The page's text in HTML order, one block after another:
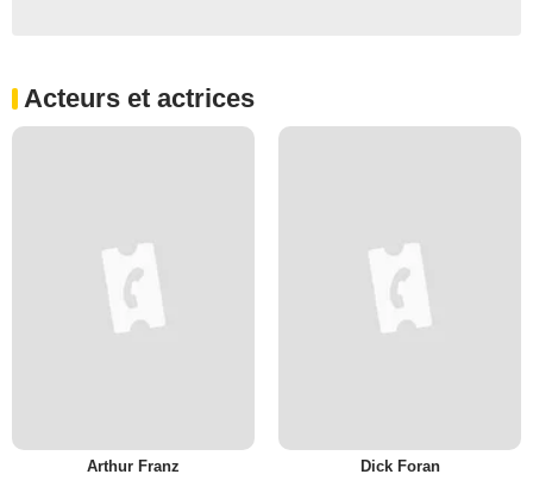
Acteurs et actrices
Arthur Franz Dick Foran